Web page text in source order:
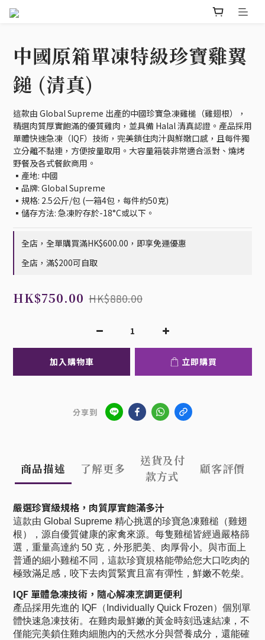
中國原箱單凍特級珍寶雞翼
鎚 (清真)
這款由 Global Supreme 出產的中國珍寶急凍雞槌（雞翅根），
精選肉質厚實飽滿的優質雞肉，並具備 Halal 清真認證。產品採用
單體快速急凍（IQF）技術，完美鎖住肉汁與鮮嫩口感，且每件獨
立分離不黏連，方便按量取用。大容量箱裝非常適合派對、燒烤
野餐及各式餐飲商用。
▪️產地: 中國
▪️品牌: Global Supreme
▪️規格: 2.5公斤/包 (一箱4包，每件約50克)
▪️儲存方法: 急凍貯存於-18°C或以下。
全店，全單購買滿HK$600.00，即享免運優惠
全店，滿$200可自取
HK$750.00 HK$880.00
加入購物車 立即購買
分享到
商品描述 了解更多
送貨及付
款方式
顧客評價
嚴選珍寶級規格，肉質厚實飽滿多汁
這款由 Global Supreme 精心挑選的珍寶急凍雞槌（雞翅
根），源自優質健康的家禽來源。每隻雞槌皆經過嚴格篩
選，重量高達約 50 克，外形肥美、肉厚骨小。與市面上
普通的細小雞槌不同，這款珍寶規格能帶給您大口吃肉的
極致滿足感，咬下去肉質緊實且富有彈性，鮮嫩不乾柴。
IQF 單體急凍技術，隨心解凍烹調更便利
產品採用先進的 IQF（Individually Quick Frozen）個別單
體快速急凍技術。在雞肉最鮮嫩的黃金時刻迅速結凍，不
僅能完美鎖住雞肉細胞內的天然水分與營養成分，還能確